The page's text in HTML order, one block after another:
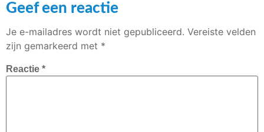
Geef een reactie
Je e-mailadres wordt niet gepubliceerd. Vereiste velden
zijn gemarkeerd met *
Reactie *